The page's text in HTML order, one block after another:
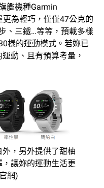
艦機種Garmin
更為輕巧，僅僅47公克的
、三鐵…等等，預載多樣
樣的運動模式。若妳已
動、且有預算考量，
，另外提供了甜柚
讓妳的運動生活更
網)